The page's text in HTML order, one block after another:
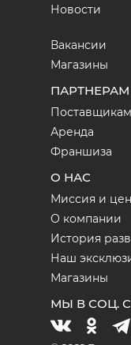
Новости
Вакансии
Магазины
ПАРТНЕРАМ
Поставщикам
Аренда
Франшиза
О НАС
Миссия и
О компании
История
Наш
Магазины
МЫ В СОЦ.